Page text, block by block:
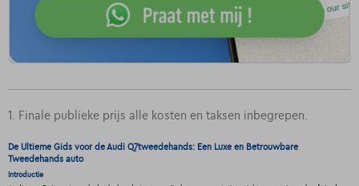
1. Finale publieke prijs alle kosten en taksen inbegrepen.
De Ultieme Gids voor de Audi Q7tweedehands: Een Luxe en Betrouwbare
Tweedehands auto
Introductie